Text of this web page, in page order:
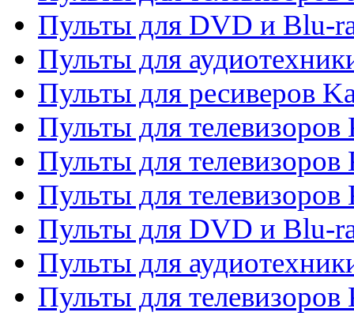
Пульты для DVD и Blu-
Пульты для
Пульты для ресиверов
Пульты для телевизоров
Пульты для телевизоров
Пульты для телевизоров
Пульты для DVD и Blu-
Пульты для
Пульты для